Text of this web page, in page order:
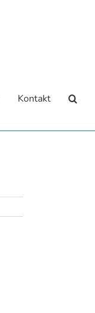
Kontakt